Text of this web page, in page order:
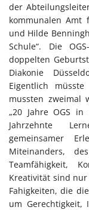
der
kommunalen Amt
und Hilde
Schule“. Die
doppelten
Diakonie
Eigentlich
mussten zweimal
„20 Jahre OGS
Jahrzehnte
gemeinsamer
Miteinanders,
Teamfähigkeit,
Kreativität sind
Fahigkeiten, die
um Gerechtigkeit,